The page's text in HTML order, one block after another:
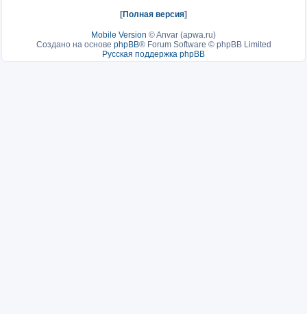
[Полная версия]
Mobile Version ©Anvar (apwa.ru)
Создано на основе phpBB® Forum Software © phpBB Limited
Русская поддержка phpBB